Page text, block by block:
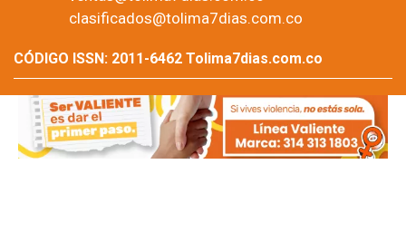
La justicia ordenó medida de aseguramiento en centro
carcelario contra dos personas señaladas de almacenar
estupefacientes y municiones en el municipio de Honda, Tolima.
La decisión fue adoptada por un juez de control de garantías
tras una solicitud presentada por la Fiscalía General de la
Nación, luego de un operativo realizado en varios sectores de la